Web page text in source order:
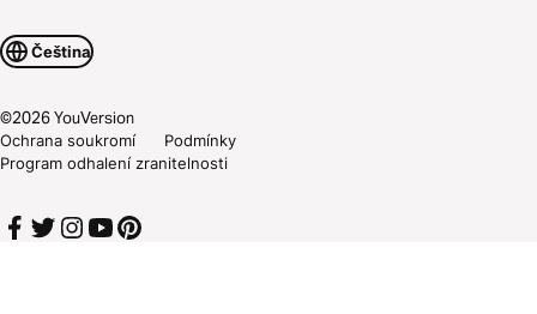
Čeština
©2026YouVersion
Ochrana soukromí
Podmínky
Program odhalení zranitelnosti